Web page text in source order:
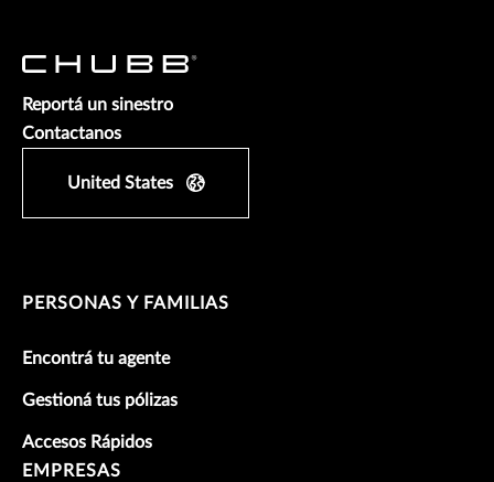
Reportá un sinestro
Contactanos
United States
PERSONAS Y FAMILIAS
Encontrá tu agente
Gestioná tus pólizas
Accesos Rápidos
EMPRESAS